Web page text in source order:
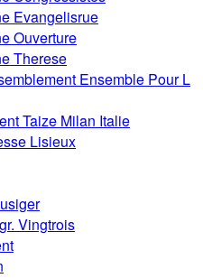
Evangelisrue
Ouverture
Therese
Ensemble Pour L
Taize Milan Italie
Lisieux
Vingtrois